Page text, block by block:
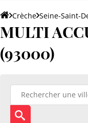
Crèche Seine-Saint-
MULTI
(93000)